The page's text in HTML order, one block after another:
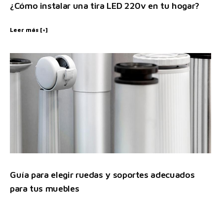
¿Cómo instalar una tira LED 220v en tu hogar?
Leer más [+]
Guía para elegir ruedas y soportes adecuados
para tus muebles